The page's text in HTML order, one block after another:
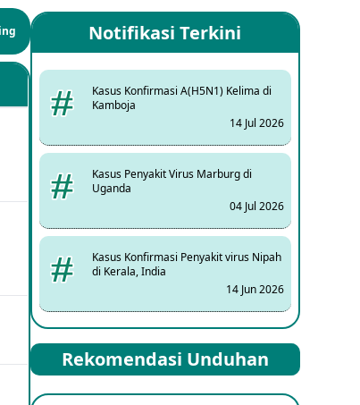
Notifikasi Terkini
Kasus Konfirmasi A(H5N1) Kelima di
Kamboja
14 Jul 2026
Kasus Penyakit Virus Marburg di
Uganda
04 Jul 2026
Kasus Konfirmasi Penyakit virus Nipah
di Kerala, India
14 Jun 2026
Kasus Dicurigai Penyakit virus Nipah di
Kerala, India
12 Jun 2026
Rekomendasi Unduhan